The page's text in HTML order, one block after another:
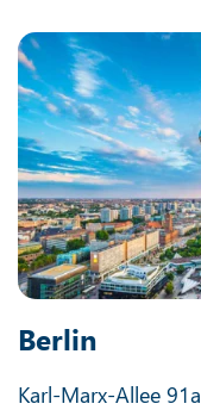
Berlin
Karl-Marx-Allee 91a